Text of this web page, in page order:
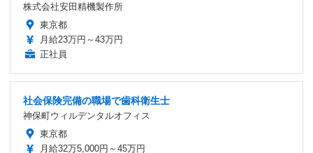
株式会社安田精機製作所
東京都
月給23万円～43万円
正社員
社会保険完備の職場で歯科衛生士
神保町ウィルデンタルオフィス
東京都
月給32万5,000円～45万円